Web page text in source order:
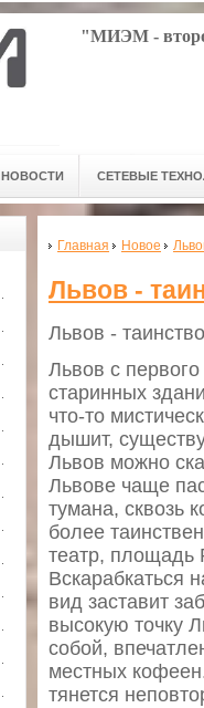
"МИЭМ -
НОВОСТИ СЕТЕВЫЕ
Главная Новое
Львов -
Львов -
Львов с
старинных
что-то
дышит,
Львов можно
Львове чаще
тумана, сквозь
более
театр, площадь
Вскарабкаться
вид заставит
высокую точку
собой,
местных
тянется